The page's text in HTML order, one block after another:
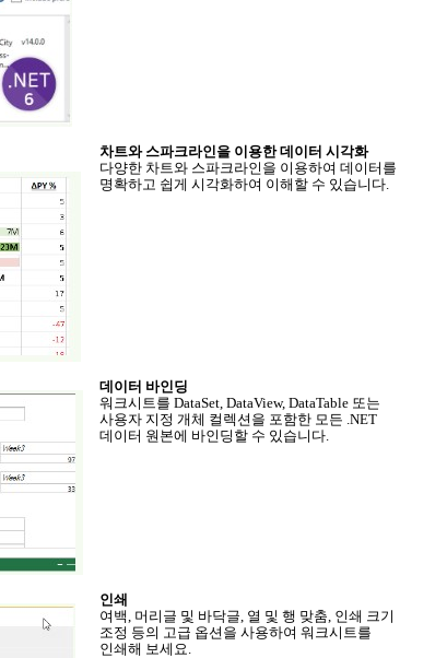
차트와 스파크라인을 이용한 데이터 시각화
다양한 차트와 스파크라인을 이용하여 데이터를
명확하고 쉽게 시각화하여 이해할 수 있습니다.
데이터 바인딩
워크시트를 DataSet, DataView, DataTable 또는
사용자 지정 개체 컬렉션을 포함한 모든 .NET
데이터 원본에 바인딩할 수 있습니다.
인쇄
여백, 머리글 및 바닥글, 열 및 행 맞춤, 인쇄 크기
조정 등의 고급 옵션을 사용하여 워크시트를
인쇄해 보세요.